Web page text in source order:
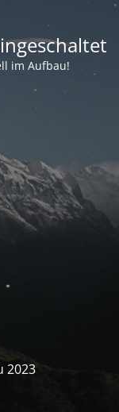
im Aufbau!
2023